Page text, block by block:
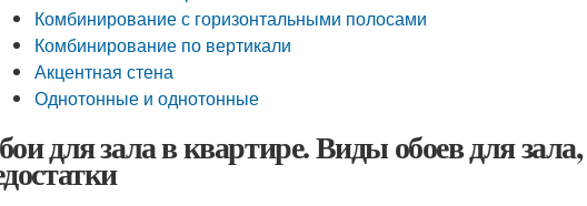
Комбинирование с горизонтальными полосами
Комбинирование по вертикали
Акцентная стена
Однотонные и однотонные
для зала в квартире. Виды обоев для